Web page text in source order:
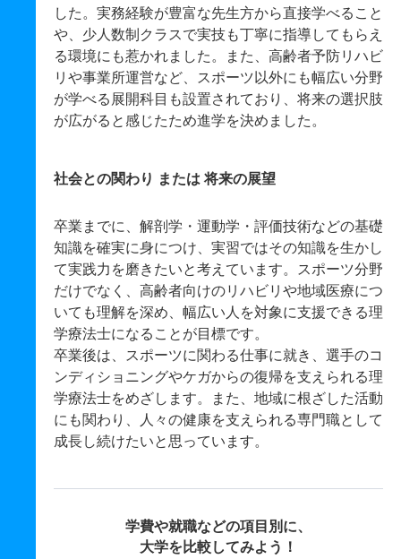
した。実務経験が豊富な先生方から直接学べること
や、少人数制クラスで実技も丁寧に指導してもらえ
る環境にも惹かれました。また、高齢者予防リハビ
リや事業所運営など、スポーツ以外にも幅広い分野
が学べる展開科目も設置されており、将来の選択肢
が広がると感じたため進学を決めました。
社会との関わり または 将来の展望
卒業までに、解剖学・運動学・評価技術などの基礎
知識を確実に身につけ、実習ではその知識を生かし
て実践力を磨きたいと考えています。スポーツ分野
だけでなく、高齢者向けのリハビリや地域医療につ
いても理解を深め、幅広い人を対象に支援できる理
学療法士になることが目標です。
卒業後は、スポーツに関わる仕事に就き、選手のコ
ンディショニングやケガからの復帰を支えられる理
学療法士をめざします。また、地域に根ざした活動
にも関わり、人々の健康を支えられる専門職として
成長し続けたいと思っています。
学費や就職などの項目別に、
大学を比較してみよう！